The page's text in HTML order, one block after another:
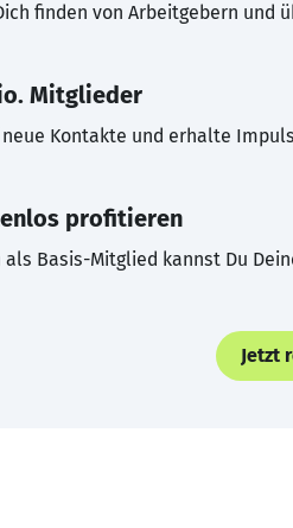
finden von Arbeitgebern und
Mitglieder
neue Kontakte und erhalte
profitieren
als Basis-Mitglied kannst Du
Jetzt